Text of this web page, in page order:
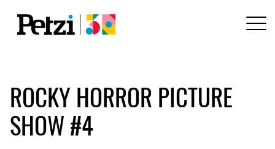
ROCKY HORROR PICTURE
SHOW #4